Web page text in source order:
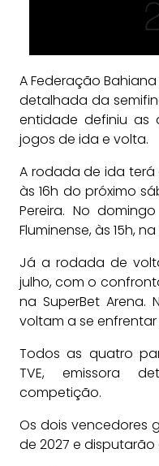
A Federação
detalhada da
entidade definiu as
jogos de ida e volta.
A rodada de ida terá
às 16h do próximo
Pereira. No
Fluminense, às 15h,
Já a rodada de
julho, com o
na SuperBet Arena.
voltam a se enfrentar
Todos as quatro
TVE, emissora
competição.
Os dois vencedores
de 2027 e